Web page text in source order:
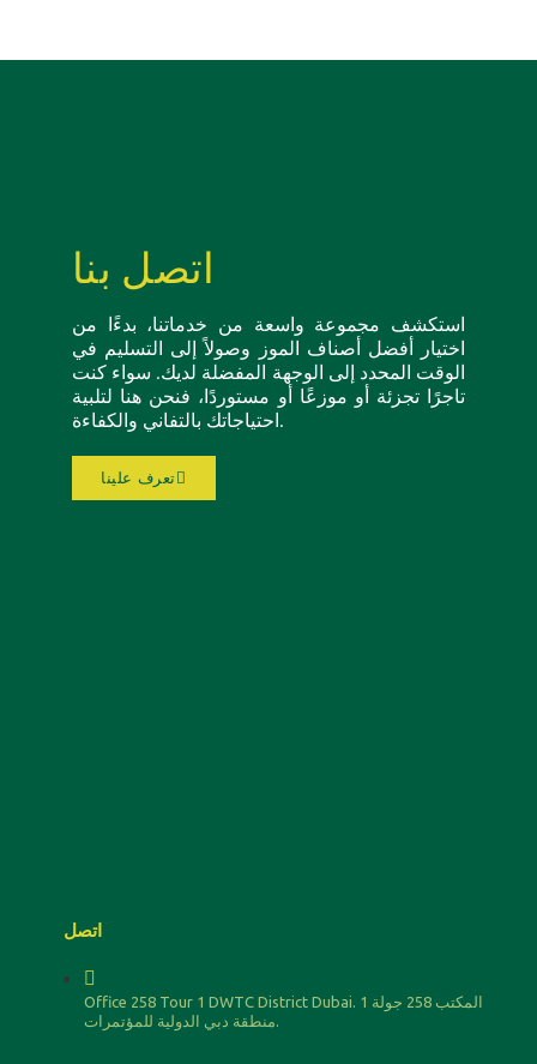
اتصل بنا
استكشف مجموعة واسعة من خدماتنا، بدءًا من
اختيار أفضل أصناف الموز وصولاً إلى التسليم في
الوقت المحدد إلى الوجهة المفضلة لديك. سواء كنت
تاجرًا تجزئة أو موزعًا أو مستوردًا، فنحن هنا لتلبية
تعرف علينا
اتصل
Office 258 Tour 1 DWTC District Dubai. المكتب 258 جولة 1
منطقة دبي الدولية للمؤتمرات.